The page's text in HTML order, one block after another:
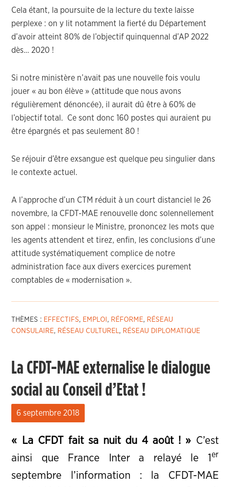
Cela étant, la poursuite de la lecture du texte laisse
perplexe : on y lit notamment la fierté du Département
d’avoir atteint 80% de l’objectif quinquennal d’AP 2022
dès… 2020 !
Si notre ministère n’avait pas une nouvelle fois voulu
jouer « au bon élève » (attitude que nous avons
régulièrement dénoncée), il aurait dû être à 60% de
l’objectif total. Ce sont donc 160 postes qui auraient pu
être épargnés et pas seulement 80 !
Se réjouir d’être exsangue est quelque peu singulier dans
le contexte actuel.
A l’approche d’un CTM réduit à un court distanciel le 26
novembre, la CFDT-MAE renouvelle donc solennellement
son appel : monsieur le Ministre, prononcez les mots que
les agents attendent et tirez, enfin, les conclusions d’une
attitude systématiquement complice de notre
administration face aux divers exercices purement
comptables de « modernisation ».
THÈMES : EFFECTIFS, EMPLOI , RÉFORME, RÉSEAU
CONSULAIRE, RÉSEAU CULTUREL, RÉSEAU DIPLOMATIQUE
La CFDT-MAE externalise le dialogue
social au Conseil d’Etat !
6 septembre 2018
« La CFDT fait sa nuit du 4 août ! » C’est
ainsi que France Inter a relayé le 1er
septembre l’information : la CFDT-MAE